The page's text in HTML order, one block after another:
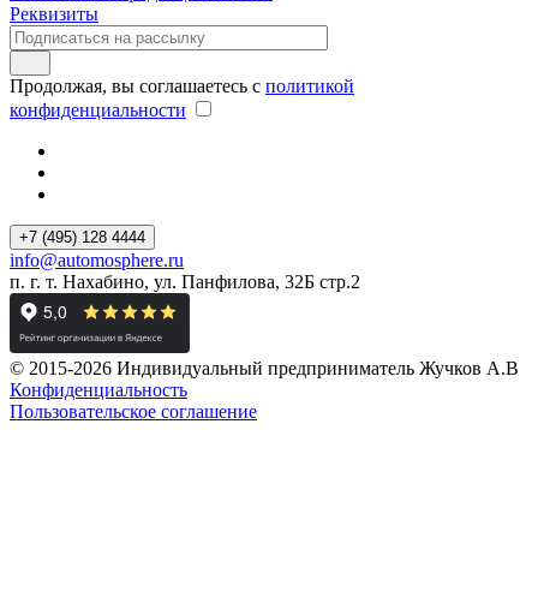
Реквизиты
Продолжая, вы соглашаетесь с политикой
конфиденциальности
+7 (495) 128 4444
info@automosphere.ru
п. г. т. Нахабино, ул. Панфилова, 32Б стр.2
© 2015-2026 Индивидуальный предприниматель Жучков А.В
Конфиденциальность
Пользовательское соглашение